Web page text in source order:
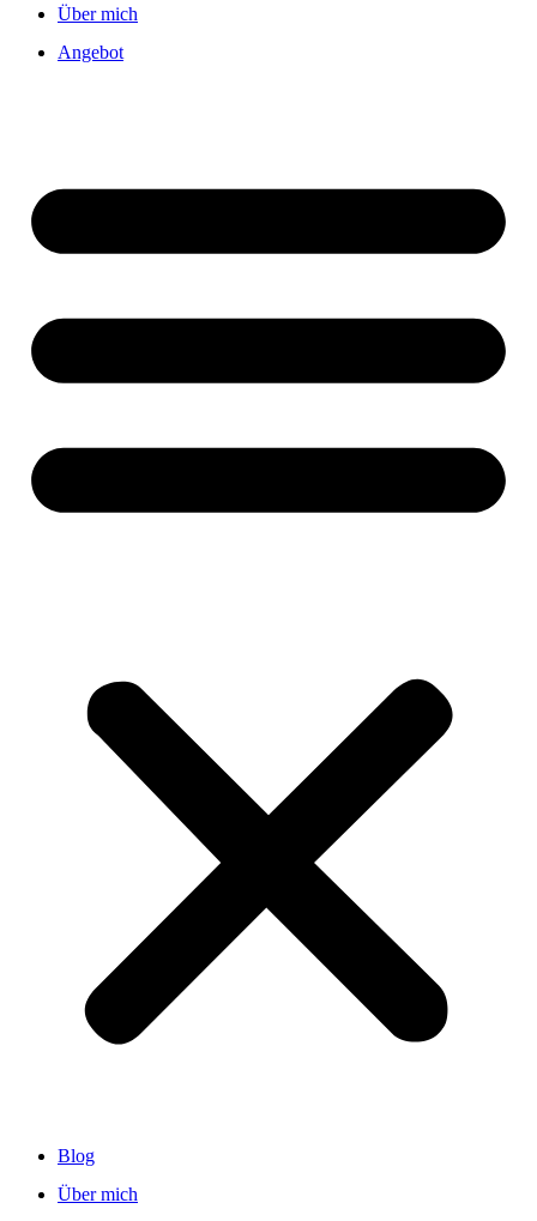
Über mich
Angebot
Blog
Über mich